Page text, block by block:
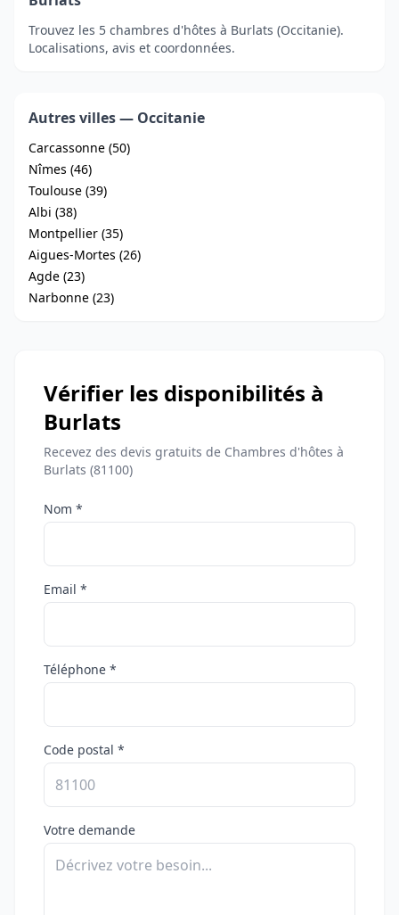
Trouvez les 5 chambres d'hôtes à Burlats (Occitanie).
Localisations, avis et coordonnées.
Autres villes — Occitanie
Carcassonne (50)
Nîmes (46)
Toulouse (39)
Albi (38)
Montpellier (35)
Aigues-Mortes (26)
Agde (23)
Narbonne (23)
Vérifier les disponibilités à
Burlats
Recevez des devis gratuits de Chambres d'hôtes à
Burlats (81100)
Nom *
Email *
Téléphone *
Code postal *
Votre demande